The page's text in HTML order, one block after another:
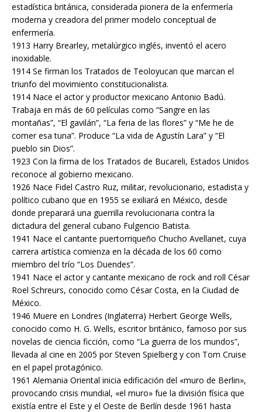
estadística británica, considerada pionera de la enfermería
moderna y creadora del primer modelo conceptual de
enfermería.
1913 Harry Brearley, metalúrgico inglés, inventó el acero
inoxidable.
1914 Se firman los Tratados de Teoloyucan que marcan el
triunfo del movimiento constitucionalista.
1914 Nace el actor y productor mexicano Antonio Badú.
Trabaja en más de 60 películas como “Sangre en las
montañas”, “El gavilán”, “La feria de las flores” y “Me he de
comer esa tuna”. Produce “La vida de Agustín Lara” y “El
pueblo sin Dios”.
1923 Con la firma de los Tratados de Bucareli, Estados Unidos
reconoce al gobierno mexicano.
1926 Nace Fidel Castro Ruz, militar, revolucionario, estadista y
político cubano que en 1955 se exiliará en México, desde
donde preparará una guerrilla revolucionaria contra la
dictadura del general cubano Fulgencio Batista.
1941 Nace el cantante puertorriqueño Chucho Avellanet, cuya
carrera artística comienza en la década de los 60 como
miembro del trío “Los Duendes”.
1941 Nace el actor y cantante mexicano de rock and roll César
Roel Schreurs, conocido como César Costa, en la Ciudad de
México.
1946 Muere en Londres (Inglaterra) Herbert George Wells,
conocido como H. G. Wells, escritor británico, famoso por sus
novelas de ciencia ficción, como “La guerra de los mundos”,
llevada al cine en 2005 por Steven Spielberg y con Tom Cruise
en el papel protagónico.
1961 Alemania Oriental inicia edificación del «muro de Berlin»,
provocando crisis mundial, «el muro» fue la división física que
existía entre el Este y el Oeste de Berlín desde 1961 hasta